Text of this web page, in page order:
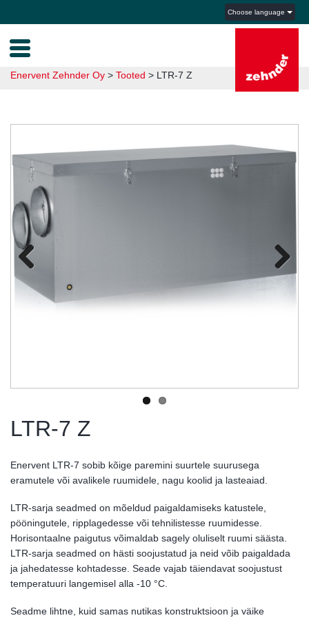
Choose language
Enervent Zehnder Oy > Tooted > LTR-7 Z
LTR-7 Z
Enervent LTR-7 sobib kõige paremini suurtele suurusega
eramutele või avalikele ruumidele, nagu koolid ja lasteaiad.
LTR-sarja seadmed on mõeldud paigaldamiseks katustele,
pööningutele, ripplagedesse või tehnilistesse ruumidesse.
Horisontaalne paigutus võimaldab sagely oluliselt ruumi säästa.
LTR-sarja seadmed on hästi soojustatud ja neid võib paigaldada
ja jahedatesse kohtadesse. Seade vajab täiendavat soojustust
temperatuuri langemisel alla -10 °C.
Seadme lihtne, kuid samas nutikas konstruktsioon ja väike